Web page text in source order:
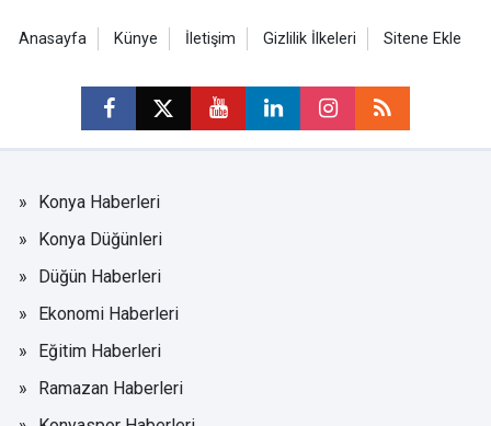
Anasayfa Künye İletişim Gizlilik İlkeleri Sitene Ekle
Konya Haberleri
Konya Düğünleri
Düğün Haberleri
Ekonomi Haberleri
Eğitim Haberleri
Ramazan Haberleri